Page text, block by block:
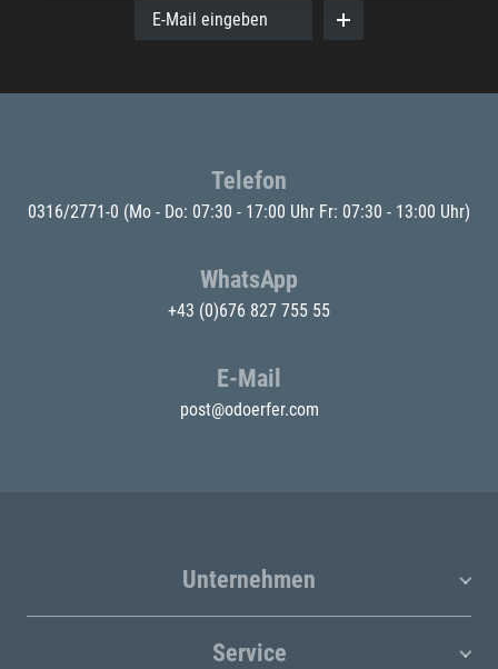
E-Mail eingeben
Telefon
0316/2771-0 (Mo - Do: 07:30 - 17:00 Uhr Fr: 07:30 - 13:00 Uhr)
WhatsApp
+43 (0)676 827 755 55
E-Mail
post@odoerfer.com
Unternehmen
Service